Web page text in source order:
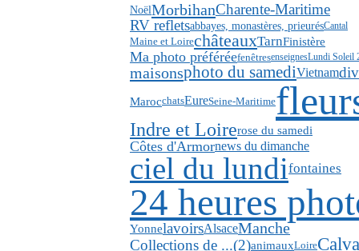
NoëlMorbihanCharente-Maritime
RV refletsabbayes, monastères, prieurésCantal
Maine et LoirechâteauxTarnFinistère
Ma photo préféréefenêtresenseignesLundi Soleil
maisonsphoto du samediVietnam
MarocchatsEureSeine-Maritime
Indre et Loirerose du samedi
Côtes d'Armornews du dimanche
ciel du lundifontaines
24 heures
YonnelavoirsAlsaceManche
Collections de ...(2)animauxLoire